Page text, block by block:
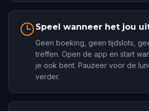
Speel wanneer het jou
Geen boeking, geen tijdslots,
treffen. Open de app en start
je ook bent. Pauzeer voor de
verder.